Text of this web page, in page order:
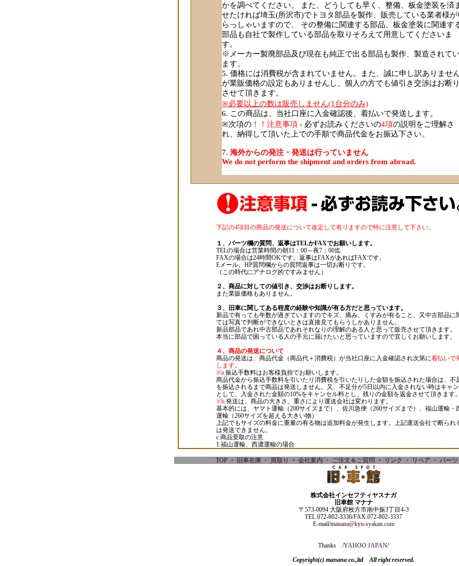
かを調べてください。 また、どうしても早く、整備、板金塗装を済
せたければ埼玉(所沢市)でトヨタ部品を製作、販売している業者様が
らっしゃいますので、 その整備に関連する部品、板金塗装に関連す
部品も自社で製作している部品を取りそろえて用意してくださいま
す。
※メーカー製廃部品及び現在も純正で出る部品も製作、製造されて
ます。
価格には消費税が含まれていません。また、誠に申し訳ありませ
が業販価格の設定もありませんし、個人の方でも値引き交渉はお断
させて頂きます。
※必要以上の数は販売しません(1台分のみ)
この商品は、当社口座に入金確認後、着払いで発送します。
※次項の ！！注意事項 - 必ずお読みくださいの4項の説明をご理解さ
れ、納得して頂いた上での手順で商品代金をお振込下さい。
海外からの発注・発送は行っていません
We do not perform the shipment and orders from abroad.